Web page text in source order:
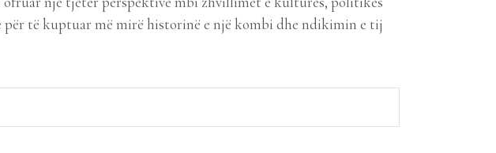
të kuptuar më mirë historinë e një kombi dhe ndikimin e tij